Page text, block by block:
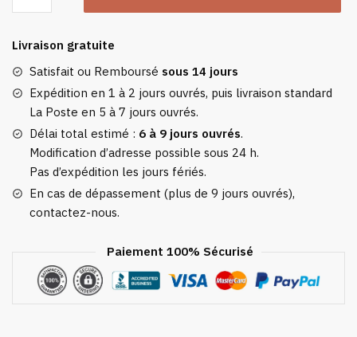
Pull
Femme
Gris
Livraison gratuite
Satisfait ou Remboursé sous 14 jours
Expédition en 1 à 2 jours ouvrés, puis livraison standard
La Poste en 5 à 7 jours ouvrés.
Délai total estimé : 6 à 9 jours ouvrés.
Modification d’adresse possible sous 24 h.
Pas d’expédition les jours fériés.
En cas de dépassement (plus de 9 jours ouvrés),
contactez-nous.
Paiement 100% Sécurisé